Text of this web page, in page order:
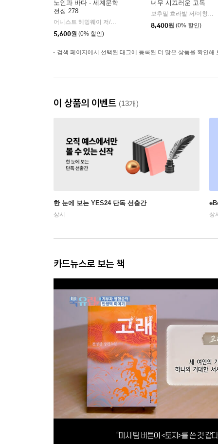
노인과 바다 - 세계문학
전집 278
민음사
5,600원 (0% 할인)
너무 시끄러운 고독
8,400원 (0% 할인)
검색 페이지에서 선택된 태그에 등록된 더 많은 상품을 확인해
이 상품의 이벤트 (13개)
한 눈에 보는 YES24 단독 선출간
상시 상
카드뉴스로 보는 책